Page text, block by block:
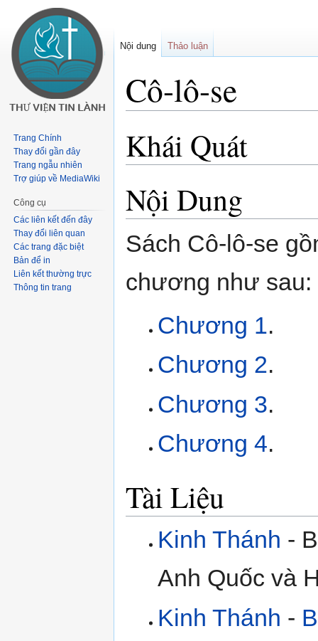
Cô-lô-se
tưới
chuyển
tới
tìm
Khái Quát
Nội Dung
Sách Cô-lô-se
chương như sau:
Chương 1.
Chương 2.
Chương 3.
Chương 4.
Tài Liệu
Kinh Thánh -
Anh Quốc và
Kinh Thánh -
Nội dung Thảo luận
Trang Chính
Thay đổi gần đây
Trang ngẫu nhiên
Trợ giúp về MediaWiki
Công cụ
Các liên kết đến đây
Thay đổi liên quan
Các trang đặc biệt
Bản để in
Liên kết thường trực
Thông tin trang